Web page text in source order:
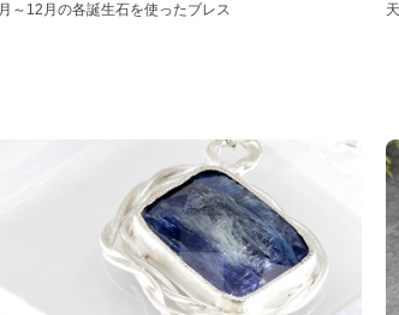
～12月の各誕生石を使ったブレス